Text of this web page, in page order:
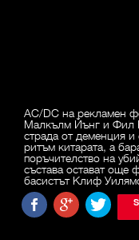
AC/DC на рекламен
Малкълм Йънг и Фил
страда от деменция
ритъм китарата, а
поръчителство на
състава остават
басистът Клиф